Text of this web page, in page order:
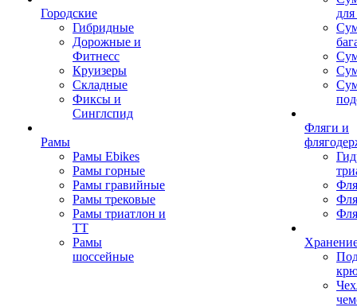
Городские
Гибридные
Дорожные и
Фитнесс
Круизеры
Складные
Фиксы и
Синглспид
Рамы
Рамы Ebikes
Рамы горные
Рамы гравийные
Рамы трековые
Рамы триатлон и
ТТ
Рамы
шоссейные
Фляги и